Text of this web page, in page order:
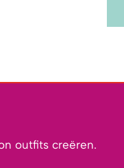
outfits creëren.